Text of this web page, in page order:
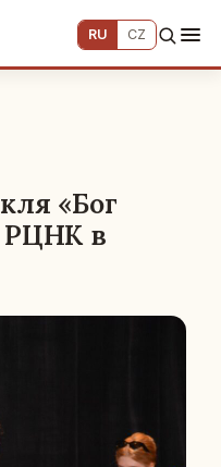
RU CZ
«Бог
РЦНК в